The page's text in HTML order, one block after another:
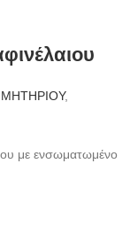
,
με ενσωματωμένο